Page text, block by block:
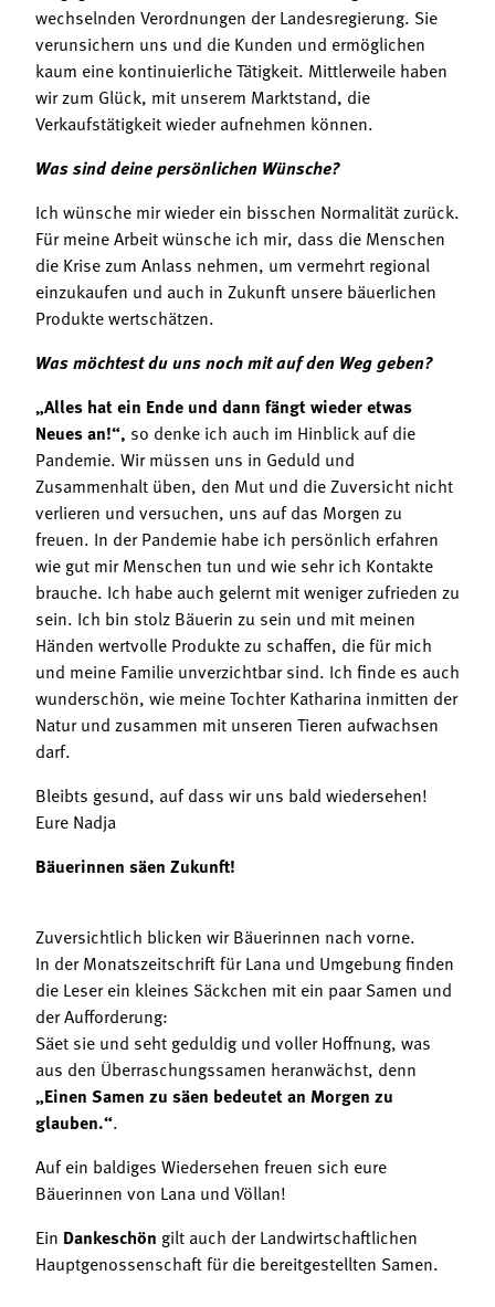
wechselnden Verordnungen der Landesregierung. Sie
verunsichern uns und die Kunden und ermöglichen
kaum eine kontinuierliche Tätigkeit. Mittlerweile haben
wir zum Glück, mit unserem Marktstand, die
Verkaufstätigkeit wieder aufnehmen können.
Was sind deine persönlichen Wünsche?
Ich wünsche mir wieder ein bisschen Normalität zurück.
Für meine Arbeit wünsche ich mir, dass die Menschen
die Krise zum Anlass nehmen, um vermehrt regional
einzukaufen und auch in Zukunft unsere bäuerlichen
Produkte wertschätzen.
Was möchtest du uns noch mit auf den Weg geben?
„Alles hat ein Ende und dann fängt wieder etwas
Neues an!“, so denke ich auch im Hinblick auf die
Pandemie. Wir müssen uns in Geduld und
Zusammenhalt üben, den Mut und die Zuversicht nicht
verlieren und versuchen, uns auf das Morgen zu
freuen. In der Pandemie habe ich persönlich erfahren
wie gut mir Menschen tun und wie sehr ich Kontakte
brauche. Ich habe auch gelernt mit weniger zufrieden zu
sein. Ich bin stolz Bäuerin zu sein und mit meinen
Händen wertvolle Produkte zu schaffen, die für mich
und meine Familie unverzichtbar sind. Ich finde es auch
wunderschön, wie meine Tochter Katharina inmitten der
Natur und zusammen mit unseren Tieren aufwachsen
darf.
Bleibts gesund, auf dass wir uns bald wiedersehen!
Eure Nadja
Bäuerinnen säen Zukunft!
Zuversichtlich blicken wir Bäuerinnen nach vorne.
In der Monatszeitschrift für Lana und Umgebung finden
die Leser ein kleines Säckchen mit ein paar Samen und
der Aufforderung:
Säet sie und seht geduldig und voller Hoffnung, was
aus den Überraschungssamen heranwächst, denn
„Einen Samen zu säen bedeutet an Morgen zu
glauben.“.
Auf ein baldiges Wiedersehen freuen sich eure
Bäuerinnen von Lana und Völlan!
Ein Dankeschön gilt auch der Landwirtschaftlichen
Hauptgenossenschaft für die bereitgestellten Samen.